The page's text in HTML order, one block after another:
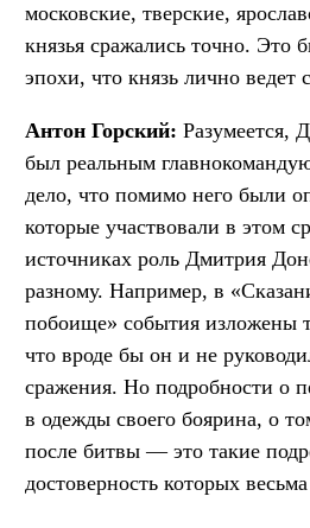
московские, тверские,
князья сражались точно. Это
эпохи, что князь лично ведет
Антон Горский: Разумеется,
был реальным
дело, что помимо него были
которые участвовали в этом
источниках роль Дмитрия
разному. Например, в
побоище» события изложены
что вроде бы он и не
сражения. Но подробности о
в одежды своего боярина, о
после битвы — это такие
достоверность которых